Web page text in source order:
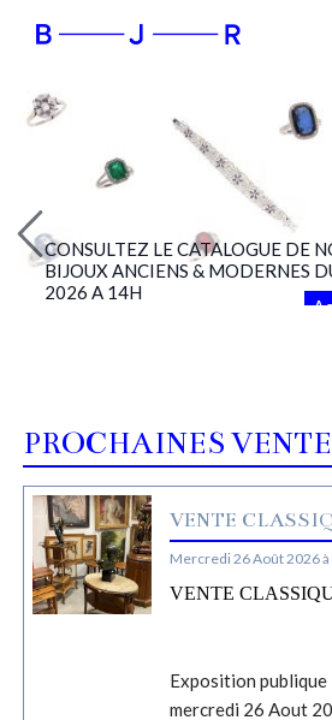
CONSULTEZ LE CATALOGUE DE
BIJOUX ANCIENS & MODERNES
2026 A 14H
PROCHAINES
VENTE
Mercredi 26 Août 2026 à
VENTE
Exposition publique
mercredi 26 Aout